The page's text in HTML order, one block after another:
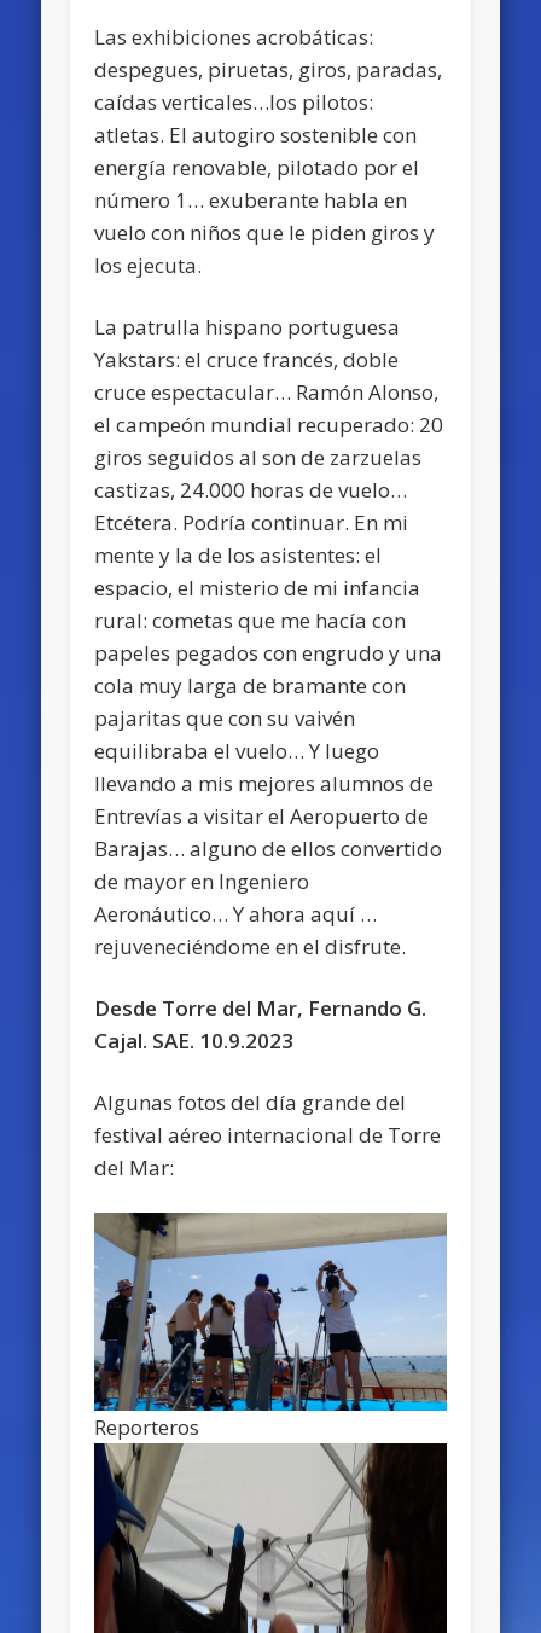
Las exhibiciones acrobáticas:
despegues, piruetas, giros, paradas,
caídas verticales…los pilotos:
atletas. El autogiro sostenible con
energía renovable, pilotado por el
número 1… exuberante habla en
vuelo con niños que le piden giros y
los ejecuta.
La patrulla hispano portuguesa
Yakstars: el cruce francés, doble
cruce espectacular… Ramón Alonso,
el campeón mundial recuperado: 20
giros seguidos al son de zarzuelas
castizas, 24.000 horas de vuelo…
Etcétera. Podría continuar. En mi
mente y la de los asistentes: el
espacio, el misterio de mi infancia
rural: cometas que me hacía con
papeles pegados con engrudo y una
cola muy larga de bramante con
pajaritas que con su vaivén
equilibraba el vuelo… Y luego
llevando a mis mejores alumnos de
Entrevías a visitar el Aeropuerto de
Barajas… alguno de ellos convertido
de mayor en Ingeniero
Aeronáutico… Y ahora aquí …
rejuveneciéndome en el disfrute.
Desde Torre del Mar, Fernando G.
Cajal. SAE. 10.9.2023
Algunas fotos del día grande del
festival aéreo internacional de Torre
del Mar:
Reporteros